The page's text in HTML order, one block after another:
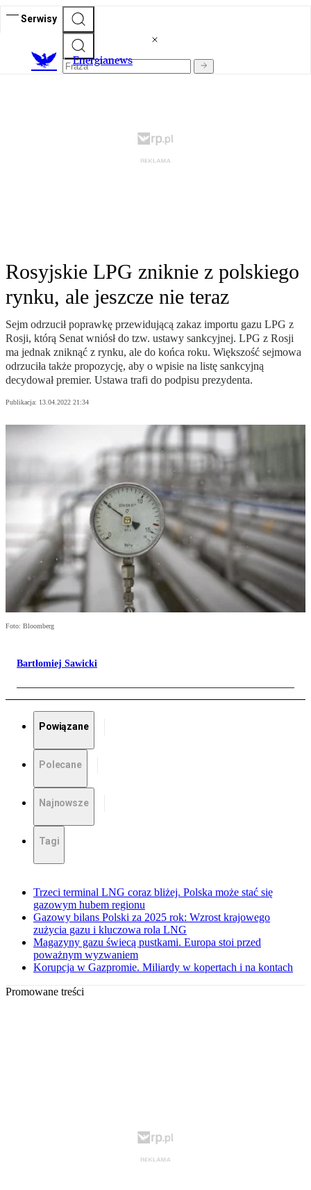
Serwisy
Energianews
Rosyjskie LPG zniknie z polskiego
rynku, ale jeszcze nie teraz
Sejm odrzucił poprawkę przewidującą zakaz importu gazu LPG z
Rosji, którą Senat wniósł do tzw. ustawy sankcyjnej. LPG z Rosji
ma jednak zniknąć z rynku, ale do końca roku. Większość sejmowa
odrzuciła także propozycję, aby o wpisie na listę sankcyjną
decydował premier. Ustawa trafi do podpisu prezydenta.
Publikacja: 13.04.2022 21:34
Foto: Bloomberg
Bartłomiej Sawicki
Powiązane
Polecane
Najnowsze
Tagi
Trzeci terminal LNG coraz bliżej. Polska może stać się
gazowym hubem regionu
Gazowy bilans Polski za 2025 rok: Wzrost krajowego
zużycia gazu i kluczowa rola LNG
Magazyny gazu świecą pustkami. Europa stoi przed
poważnym wyzwaniem
Korupcja w Gazpromie. Miliardy w kopertach i na kontach
Promowane treści